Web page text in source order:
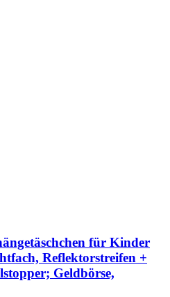
für Kinder
Reflektorstreifen +
Geldbörse,